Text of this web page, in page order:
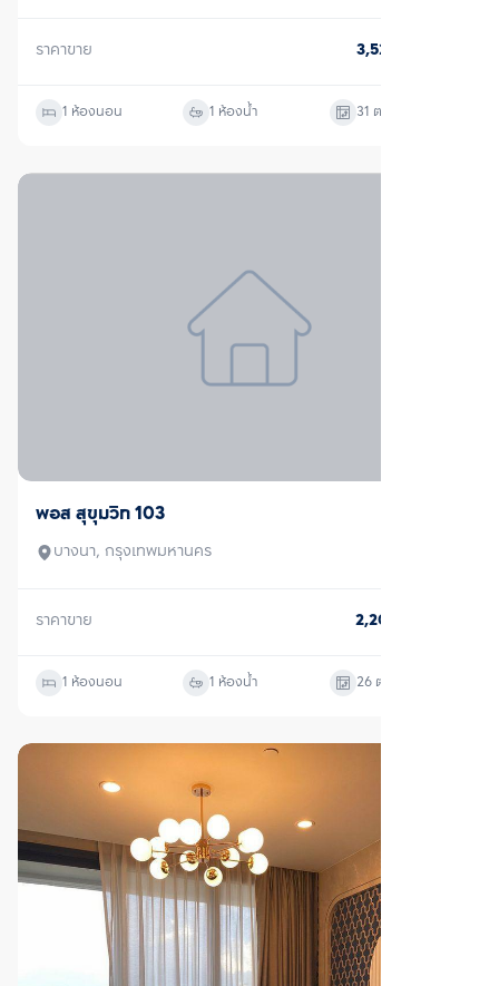
ราคาขาย 3,520,000
1 ห้องนอน 1 ห้องน้ำ 31 ตร.ม.
ขายพร้อมผู้เช่า
พอส สุขุมวิท 103
บางนา, กรุงเทพมหานคร
ราคาขาย 2,200,000
1 ห้องนอน 1 ห้องน้ำ 26 ตร.ม.